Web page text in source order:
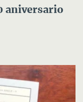
aniversario